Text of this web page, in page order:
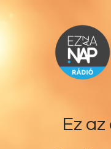
Ez
Főoldal
Rólunk